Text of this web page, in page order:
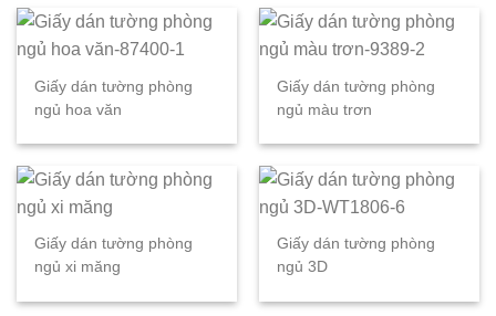
Giấy dán tường phòng
ngủ hoa văn
Giấy dán tường phòng
ngủ màu trơn
Giấy dán tường phòng
ngủ xi măng
Giấy dán tường phòng
ngủ 3D